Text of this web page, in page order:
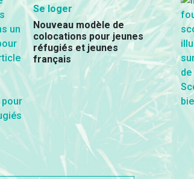
Se loger
Nouveau modèle de
colocations pour jeunes
réfugiés et jeunes
français